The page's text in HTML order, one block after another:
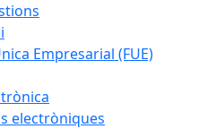
Empresarial (FUE)
electròniques